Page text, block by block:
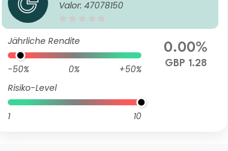
Fund Sterling PP Acc
Valor: 47078150
Jährliche Rendite
-50% 0%
+50%
Risiko-Level
1 10
0.00%
GBP 1.28